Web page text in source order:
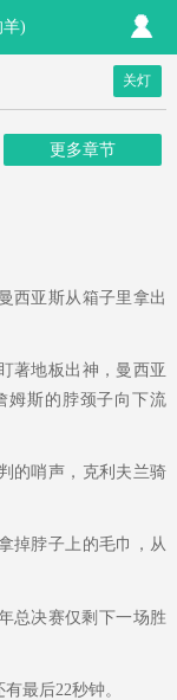
)
关灯
更多章节
西亚斯从箱子里拿出
著地板出神，曼西亚
姆斯的脖颈子向下流
的哨声，克利夫兰骑
掉脖子上的毛巾，从
总决赛仅剩下一场胜
最后22秒钟。